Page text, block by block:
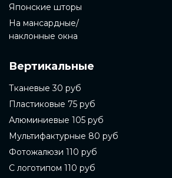
Японские шторы
На мансардные/
наклонные окна
Вертикальные
Тканевые 30 руб
Пластиковые 75 руб
Алюминиевые 105 руб
Мультифактурные 80 руб
Фотожалюзи 110 руб
С логотипом 110 руб